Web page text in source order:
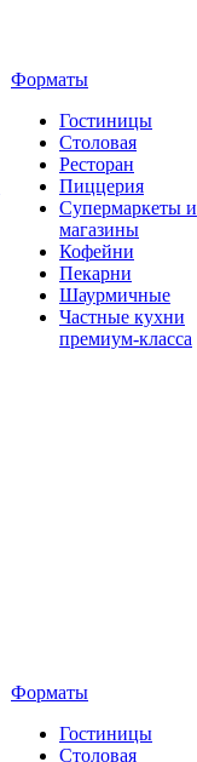
Форматы
Гостиницы
Столовая
Ресторан
Пиццерия
Супермаркеты и
магазины
Кофейни
Пекарни
Шаурмичные
Частные кухни
премиум-класса
Форматы
Гостиницы
Столовая